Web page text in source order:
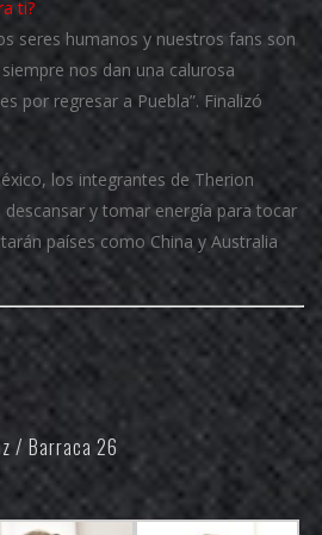
ti?
seres humanos y nuestros fans son
nos dan una calurosa
por regresar a Puebla”. Finalizó
los integrantes de Therion
descansar y tomar energía para tocar
países como China y Australia
/ Barraca 26